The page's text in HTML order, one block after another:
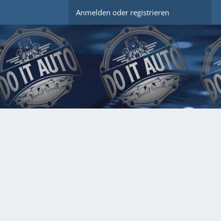
Anmelden oder registrieren